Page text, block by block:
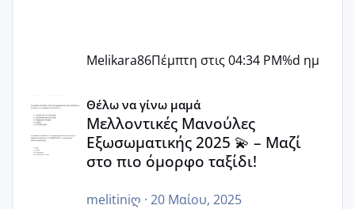
Melikara86Πέμπτη στις 04:34 PM%d ημ
Μελλοντικές Μανούλες Εξωσωματικής 2025 💫 – Μαζί
Θέλω να γίνω μαμά
Μελλοντικές Μανούλες
Εξωσωματικής 2025 💫 – Μαζί
στο πιο όμορφο ταξίδι!
melitiniღ · 20 Μαίου, 2025